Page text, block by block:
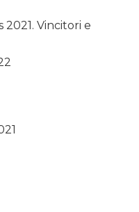
2021. Vincitori e